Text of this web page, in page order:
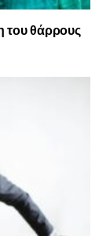
του θάρρους